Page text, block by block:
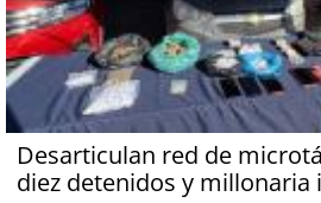
Desarticulan red de
diez detenidos y millonaria